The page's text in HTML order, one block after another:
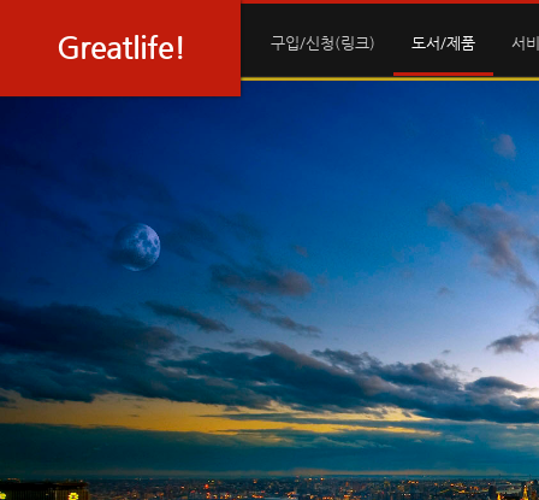
Greatlife! 구입/신청(링크) 도서/제품 서